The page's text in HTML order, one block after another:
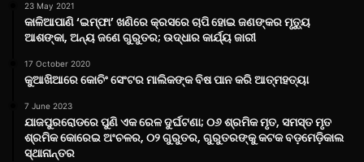
23 May 2021
କାଳିଆପାଣି ‘ଇମ୍ଫା’ ଖଣିରେ କ୍ରସରେ ଚାପି ହୋଇ ଜଣଙ୍କର ମୃତ୍ୟୁ
ଆଶଙ୍କା, ଅନ୍ୟ ଜଣେ ଗୁରୁତର; ଉଦ୍ଧାର କାର୍ଯ୍ୟ ଜାରୀ
17 October 2020
କୁଆଖିଆରେ କୋଚିଂ ସେଂଟର ମାଲିକଙ୍କ ବିଷ ପାନ କରି ଆତ୍ମହତ୍ୟା
7 June 2023
ଯାଜପୁରରୋଡରେ ପୁଣି ଏକ ରେଳ ଦୁର୍ଘଟଣା; ୦୬ ଶ୍ରମିକ ମୃତ, ସମସ୍ତ ମୃତ
ଶ୍ରମିକ କୋରେଇ ଅଂଚଳର, ୦୨ ଗୁରୁତର, ଗୁରୁତରଙ୍କୁ କଟକ ବଡ଼ମେଡ଼ିକାଲ
ସ୍ଥାନାନ୍ତର